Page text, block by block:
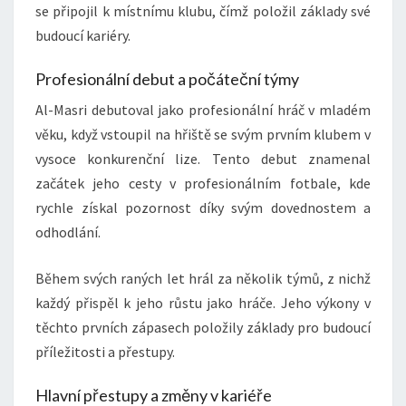
se připojil k místnímu klubu, čímž položil základy své
budoucí kariéry.
Profesionální debut a počáteční týmy
Al-Masri debutoval jako profesionální hráč v mladém
věku, když vstoupil na hřiště se svým prvním klubem v
vysoce konkurenční lize. Tento debut znamenal
začátek jeho cesty v profesionálním fotbale, kde
rychle získal pozornost díky svým dovednostem a
odhodlání.
Během svých raných let hrál za několik týmů, z nichž
každý přispěl k jeho růstu jako hráče. Jeho výkony v
těchto prvních zápasech položily základy pro budoucí
příležitosti a přestupy.
Hlavní přestupy a změny v kariéře